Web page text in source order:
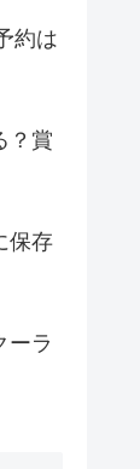
約は
？賞
保存
ラ